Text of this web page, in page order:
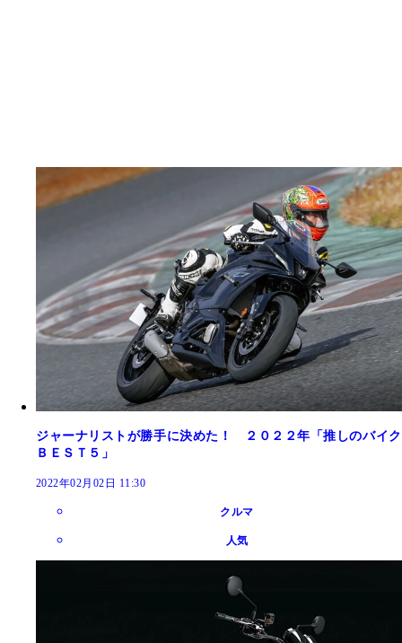
ジャーナリストが勝手に決めた！ ２０２２年「推しのバイク
ＢＥＳＴ５」
2022年02月02日 11:30
クルマ
人気